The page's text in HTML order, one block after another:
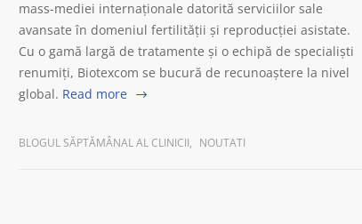
mass-mediei internaționale datorită serviciilor sale
avansate în domeniul fertilității și reproducției asistate.
Cu o gamă largă de tratamente și o echipă de specialiști
renumiți, Biotexcom se bucură de recunoaștere la nivel
global. Read more
BLOGUL SĂPTĂMÂNAL AL CLINICII, NOUTATI